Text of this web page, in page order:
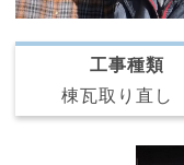
工事種類
棟瓦取り直し